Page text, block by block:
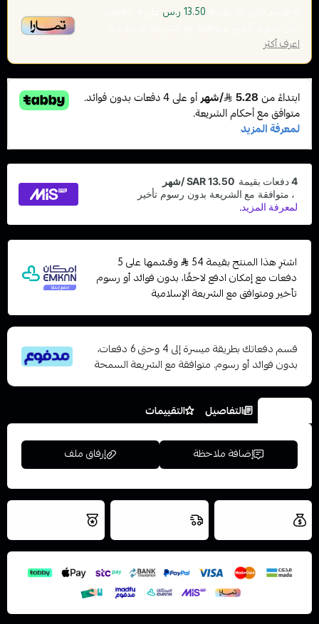
13.50 ر.س
اعرف أكثر
اشترِ هذا المنتج بقيمة 54
وقسّمها على 5
دفعات مع إمكان ادفع لاحقًا، بدون فوائد أو رسوم
تأخير ومتوافق مع الشريعة الإسلامية
قسم دفعاتك بطريقة ميسرة إلى 4 وحتى 6 دفعات،
بدون فوائد أو رسوم. متوافقة مع الشريعة السمحة
التفاصيل التقييمات
إضافة ملاحظة إرفاق ملف
اسحب و افلت الملف هنا
استعراض
نتميز بلجودة